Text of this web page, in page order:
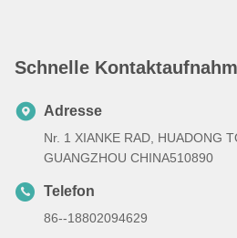
Schnelle
Adresse
Nr. 1 XIANKE RAD, HUADONG
GUANGZHOU CHINA510890
Telefon
86--18802094629